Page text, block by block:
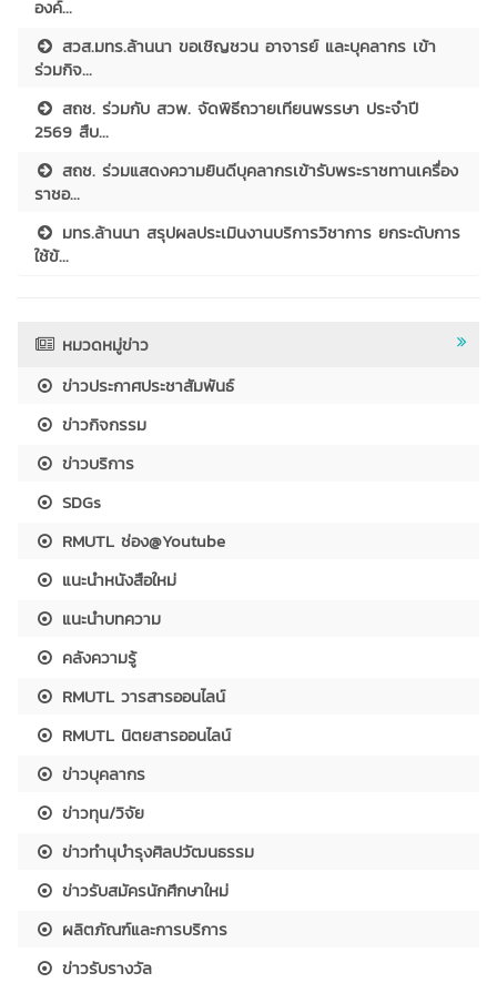
องค์...
สวส.มทร.ล้านนา ขอเชิญชวน อาจารย์ และบุคลากร เข้า
ร่วมกิจ...
สถช. ร่วมกับ สวพ. จัดพิธีถวายเทียนพรรษา ประจำปี
2569 สืบ...
สถช. ร่วมแสดงความยินดีบุคลากรเข้ารับพระราชทานเครื่อง
ราชอ...
มทร.ล้านนา สรุปผลประเมินงานบริการวิชาการ ยกระดับการ
ใช้ข้...
หมวดหมู่ข่าว
ข่าวประกาศประชาสัมพันธ์
ข่าวกิจกรรม
ข่าวบริการ
SDGs
RMUTL ช่อง@Youtube
แนะนำหนังสือใหม่
แนะนำบทความ
คลังความรู้
RMUTL วารสารออนไลน์
RMUTL นิตยสารออนไลน์
ข่าวบุคลากร
ข่าวทุน/วิจัย
ข่าวทำนุบำรุงศิลปวัฒนธรรม
ข่าวรับสมัครนักศึกษาใหม่
ผลิตภัณฑ์และการบริการ
ข่าวรับรางวัล